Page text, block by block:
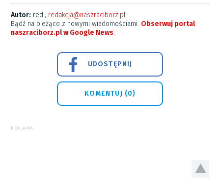
Autor: red., redakcja@naszraciborz.pl
Bądź na bieżąco z nowymi wiadomościami. Obserwuj portal
naszraciborz.pl w Google News.
UDOSTĘPNIJ
KOMENTUJ (0)
REKLAMA